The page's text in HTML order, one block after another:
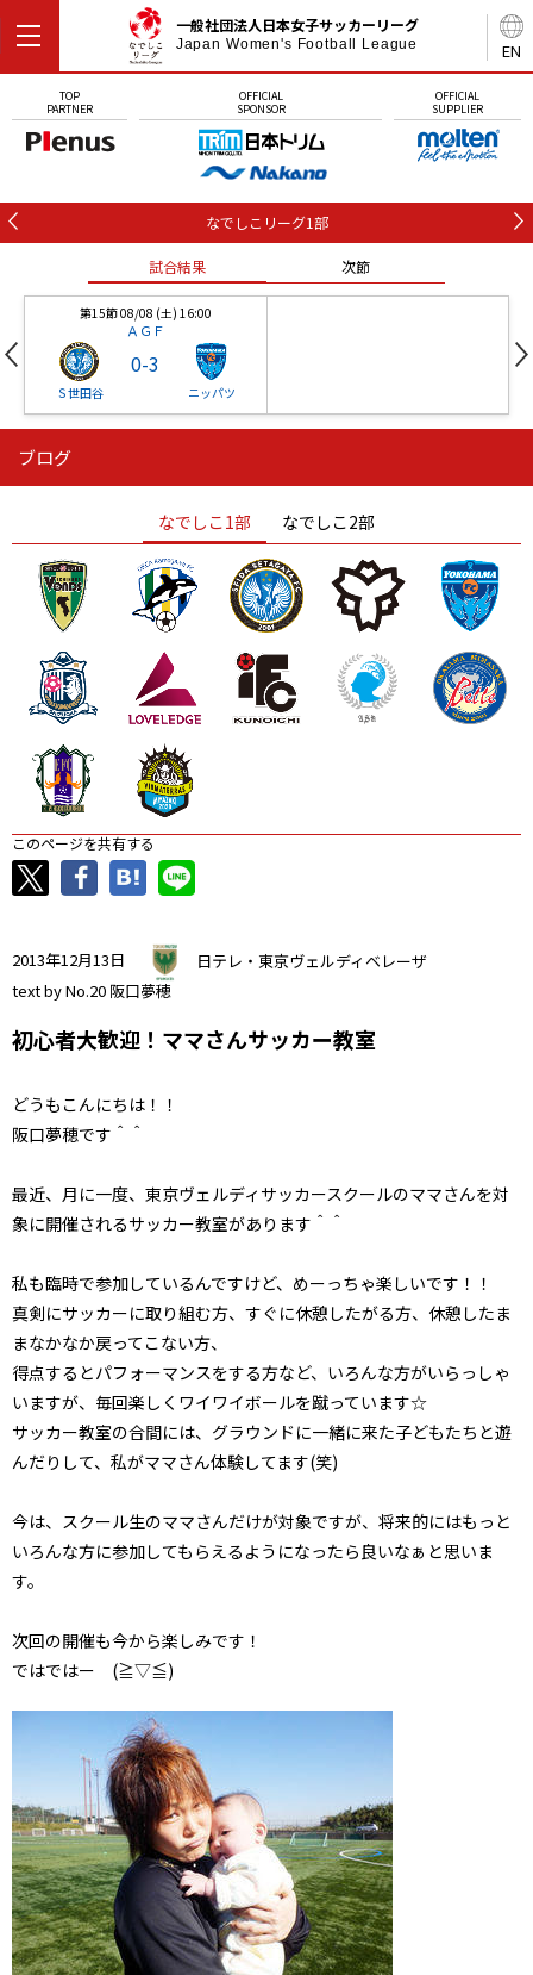
EN
一般社団法人日本女子サッカーリーグ
Japan Women's Football League
TOP
PARTNER
OFFICIAL
SPONSOR
OFFICIAL
SUPPLIER
なでしこリーグ1部
試合結果 次節
第15節 08/08 (土) 16:00
ＡＧＦ
Ｓ世田谷
0-3
ニッパツ
ニッパツ
ニッパツ 名古屋
石人の星
静岡 愛媛Ｌ
ブログ
なでしこ1部 なでしこ2部
このページを共有する
2013年12月13日
日テレ・東京ヴェルディベレーザ
text by No.20 阪口夢穂
初心者大歓迎！ママさんサッカー教室
どうもこんにちは！！
阪口夢穂です＾＾
最近、月に一度、東京ヴェルディサッカースクールのママさんを対
象に開催されるサッカー教室があります＾＾
私も臨時で参加しているんですけど、めーっちゃ楽しいです！！
真剣にサッカーに取り組む方、すぐに休憩したがる方、休憩したま
まなかなか戻ってこない方、
得点するとパフォーマンスをする方など、いろんな方がいらっしゃ
いますが、毎回楽しくワイワイボールを蹴っています☆
サッカー教室の合間には、グラウンドに一緒に来た子どもたちと遊
んだりして、私がママさん体験してます(笑)
今は、スクール生のママさんだけが対象ですが、将来的にはもっと
いろんな方に参加してもらえるようになったら良いなぁと思いま
す。
次回の開催も今から楽しみです！
ではではー (≧▽≦)